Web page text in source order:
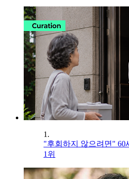
1.
"후회하지 않으려면" 60
1위